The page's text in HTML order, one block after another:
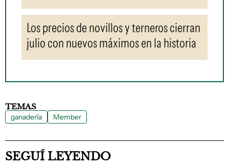
Los precios de novillos y terneros cierran
julio con nuevos máximos en la historia
TEMAS
ganadería Member
SEGUÍ LEYENDO